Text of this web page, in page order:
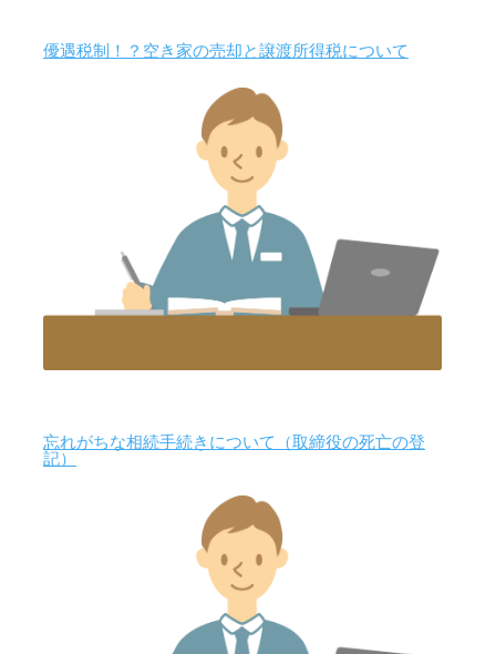
優遇税制！？空き家の売却と譲渡所得税について
忘れがちな相続手続きについて（取締役の死亡の登
記）